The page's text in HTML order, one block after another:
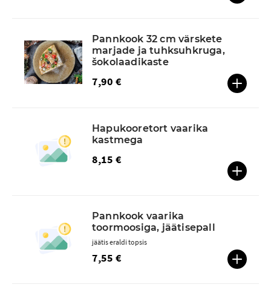
Pannkook 32 cm värskete
marjade ja tuhksuhkruga,
šokolaadikaste
7,90 €
Hapukooretort vaarika
kastmega
8,15 €
Pannkook vaarika
toormoosiga, jäätisepall
7,55 €
jäätis eraldi topsis